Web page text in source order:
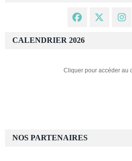
CALENDRIER 2026
Cliquer pour accéder au
NOS PARTENAIRES